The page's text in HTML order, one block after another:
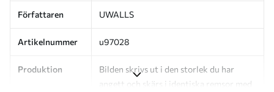
Författaren UWALLS
Artikelnummer u97028
Produktion
Bilden skrivs ut i den storlek du har
angett och skärs i identiska remsor med